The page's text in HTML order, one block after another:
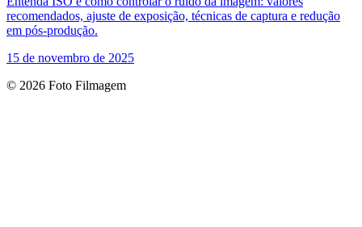
recomendados, ajuste de exposição, técnicas de captura e redução
em pós‑produção.
15 de novembro de 2025
© 2026 Foto Filmagem